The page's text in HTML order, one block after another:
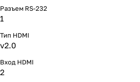
Разъем RS-232
1
Тип HDMI
v2.0
Вход HDMI
2